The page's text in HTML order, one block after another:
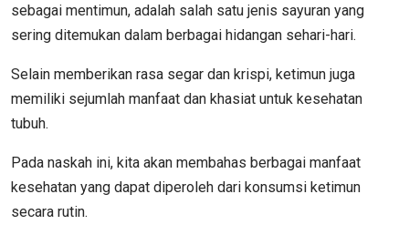
sebagai mentimun, adalah salah satu jenis sayuran yang
sering ditemukan dalam berbagai hidangan sehari-hari.
Selain memberikan rasa segar dan krispi, ketimun juga
memiliki sejumlah manfaat dan khasiat untuk kesehatan
tubuh.
Pada naskah ini, kita akan membahas berbagai manfaat
kesehatan yang dapat diperoleh dari konsumsi ketimun
secara rutin.